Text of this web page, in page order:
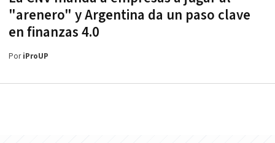
"arenero" y Argentina da un paso clave
en finanzas 4.0
PoriProUP